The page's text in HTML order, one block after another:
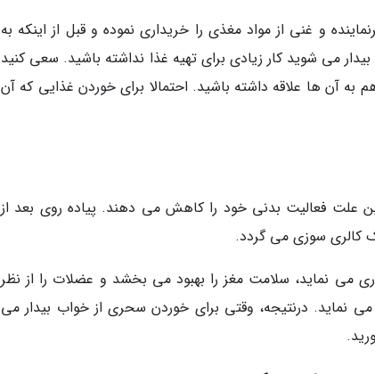
و غنی از مواد مغذی را خریداری نموده و قبل از اینکه به
می شوید کار زیادی برای تهیه غذا نداشته باشید. سعی کنید
آن ها علاقه داشته باشید. احتمالا برای خوردن غذایی که آن
علت فعالیت بدنی خود را کاهش می دهند. پیاده روی بعد از
کالری سوزی می گردد.
می نماید، سلامت مغز را بهبود می بخشد و عضلات را از نظر
نماید. درنتیجه، وقتی برای خوردن سحری از خواب بیدار می